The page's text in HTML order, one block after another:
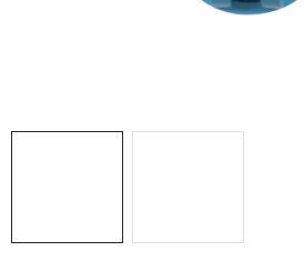
Výměna, vrácení a reklamace
FAQ